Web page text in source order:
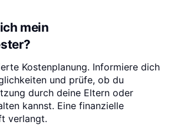
mein
Kostenplanung. Informiere dich
und prüfe, ob du
durch deine Eltern oder
kannst. Eine finanzielle
verlangt.